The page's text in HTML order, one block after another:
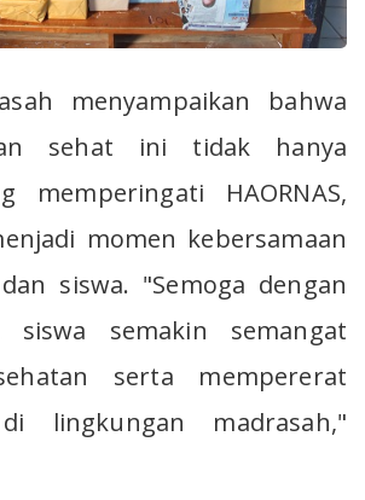
menyampaikan bahwa
sehat ini tidak hanya
memperingati HAORNAS,
momen kebersamaan
siswa. "Semoga dengan
siswa semakin semangat
serta mempererat
lingkungan madrasah,"